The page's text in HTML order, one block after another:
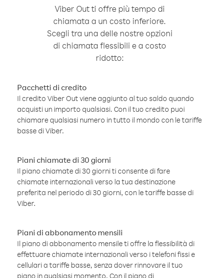
Viber Out ti offre più tempo di
chiamata a un costo inferiore.
Scegli tra una delle nostre opzioni
di chiamata flessibili e a costo
ridotto:
Pacchetti di credito
Il credito Viber Out viene aggiunto al tuo saldo quando
acquisti un importo qualsiasi. Con il tuo credito puoi
chiamare qualsiasi numero in tutto il mondo con le tariffe
basse di Viber.
Piani chiamate di 30 giorni
Il piano chiamate di 30 giorni ti consente di fare
chiamate internazionali verso la tua destinazione
preferita nel periodo di 30 giorni, con le tariffe basse di
Viber.
Piani di abbonamento mensili
Il piano di abbonamento mensile ti offre la flessibilità di
effettuare chiamate internazionali verso i telefoni fissi e
cellulari a tariffe basse, senza dover rinnovare il tuo
piano in qualsiasi momento. Con il piano di